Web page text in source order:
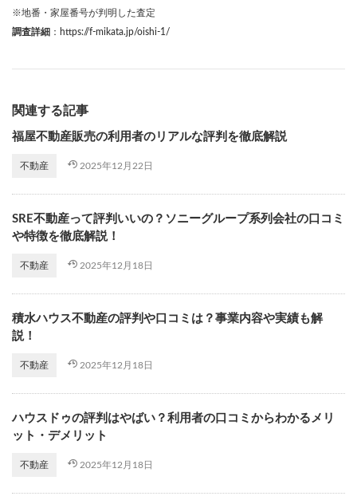
※地番・家屋番号が判明した査定
調査詳細 ： https://f-mikata.jp/oishi-1/
関連する記事
福屋不動産販売の利用者のリアルな評判を徹底解説
不動産 2025年12月22日
SRE不動産って評判いいの？ソニーグループ系列会社の口コミ
や特徴を徹底解説！
不動産 2025年12月18日
積水ハウス不動産の評判や口コミは？事業内容や実績も解
説！
不動産 2025年12月18日
ハウスドゥの評判はやばい？利用者の口コミからわかるメリ
ット・デメリット
不動産 2025年12月18日